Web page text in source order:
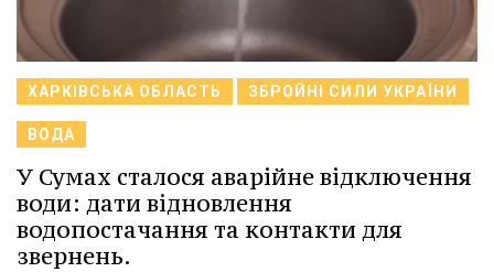
ХАРКІВСЬКА ОБЛАСТЬ ЗБРОЙНІ СИЛИ УКРАЇНИ
ВОДА
У Сумах сталося аварійне відключення
води: дати відновлення
водопостачання та контакти для
звернень.